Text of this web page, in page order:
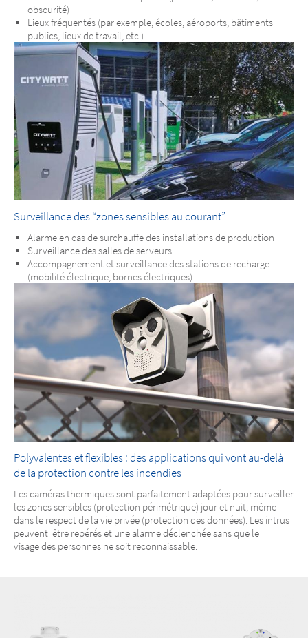
obscurité)
Lieux fréquentés (par exemple, écoles, aéroports, bâtiments
publics, lieux de travail, etc.)
Surveillance des “zones sensibles au courant”
Alarme en cas de surchauffe des installations de production
Surveillance des salles de serveurs
Accompagnement et surveillance des stations de recharge
(mobilité électrique, bornes électriques)
Polyvalentes et flexibles : des applications qui vont au-delà
de la protection contre les incendies
Les caméras thermiques sont parfaitement adaptées pour surveiller
les zones sensibles (protection périmétrique) jour et nuit, même
dans le respect de la vie privée (protection des données). Les intrus
peuvent être repérés et une alarme déclenchée sans que le
visage des personnes ne soit reconnaissable.